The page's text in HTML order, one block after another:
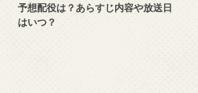
予想配役は？あらすじ内容や放送日
はいつ？